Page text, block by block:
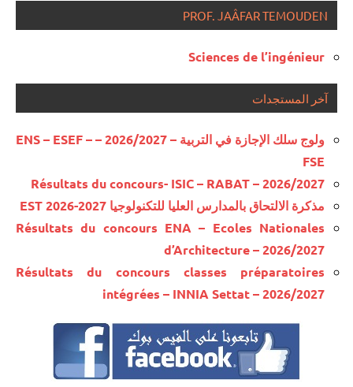
PROF. JAÂFAR TEMOUDEN
Sciences de l’ingénieur
آخر المستجدات
ولوج سلك الإجازة في التربية – 2026/2027 – ENS – ESEF –
FSE
Résultats du concours- ISIC – RABAT – 2026/2027
مذكرة الالتحاق بالمدارس العليا للتكنولوجيا EST 2026-2027
Résultats du concours ENA – Ecoles Nationales
d’Architecture – 2026/2027
Résultats du concours classes préparatoires
intégrées – INNIA Settat – 2026/2027